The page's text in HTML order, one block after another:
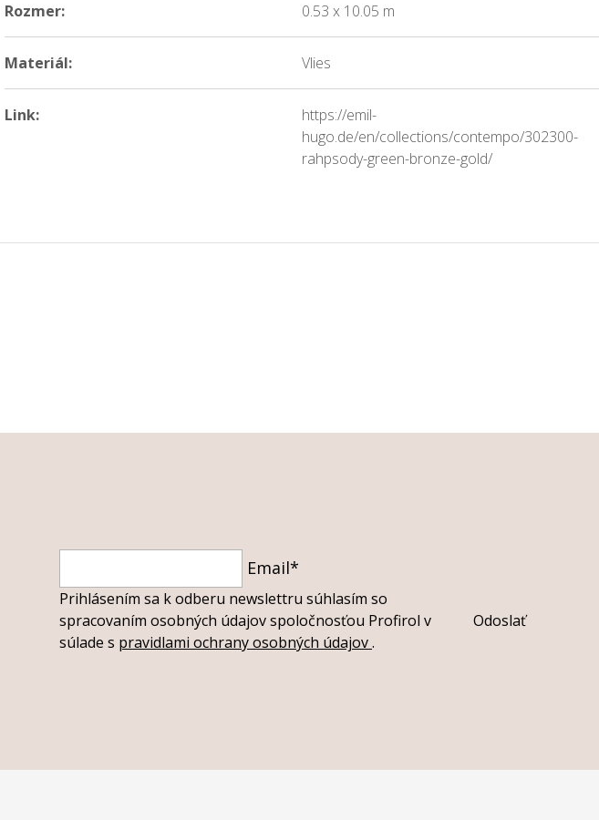
Rozmer: 0.53 x 10.05 m
Materiál: Vlies
Link:
https://emil-
hugo.de/en/collections/contempo/302300-
rahpsody-green-bronze-gold/
Email*
Prihlásením sa k odberu newslettru súhlasím so
spracovaním osobných údajov spoločnosťou Profirol v
súlade s pravidlami ochrany osobných údajov.
Odoslať